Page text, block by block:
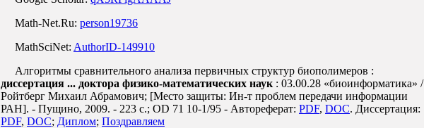
Math-Net.Ru: person19736
MathSciNet: AuthorID-149910
Алгоритмы сравнительного анализа первичных структур биополимеров :
диссертация ... доктора физико-математических наук : 03.00.28 «биоинформатика» /
Ройтберг Михаил Абрамович; [Место защиты: Ин-т проблем передачи информации
РАН]. - Пущино, 2009. - 223 с.; OD 71 10-1/95 - Автореферат: PDF, DOC. Диссертация:
PDF, DOC; Диплом; Поздравляем